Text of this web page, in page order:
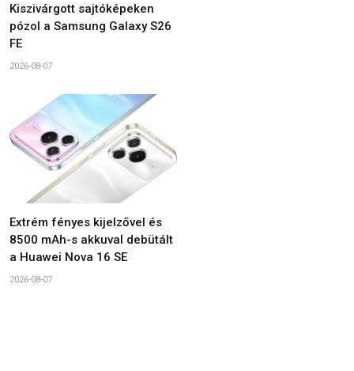
Kiszivárgott sajtóképeken
pózol a Samsung Galaxy S26
FE
2026-08-07
Extrém fényes kijelzővel és
8500 mAh-s akkuval debütált
a Huawei Nova 16 SE
2026-08-07